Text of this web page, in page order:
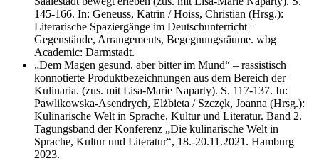
145-166. In: Geneuss, Katrin / Hoiss, Christian (Hrsg.):
Literarische Spaziergänge im Deutschunterricht –
Gegenstände, Arrangements, Begegnungsräume. wbg
Academic: Darmstadt.
„Dem Magen gesund, aber bitter im Mund“ – rassistisch
konnotierte Produktbezeichnungen aus dem Bereich der
Kulinaria. (zus. mit Lisa-Marie Naparty). S. 117-137. In:
Pawlikowska-Asendrych, Elżbieta / Szczęk, Joanna (Hrsg.):
Kulinarische Welt in Sprache, Kultur und Literatur. Band 2.
Tagungsband der Konferenz „Die kulinarische Welt in
Sprache, Kultur und Literatur“, 18.-20.11.2021. Hamburg
2023.